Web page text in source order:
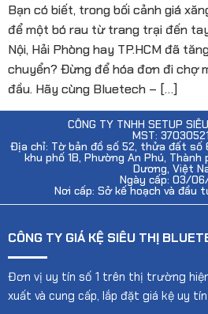
Bạn có biết, trong bối cảnh giá
để một bó rau từ trang trại đến
Nội, Hải Phòng hay TP.HCM đã
chuyển? Đừng để hóa đơn đi chợ
đầu. Hãy cùng Bluetech – […]
CÔNG TY TNHH SETUP
MST:
Địa chỉ: Tờ bản đồ số 52, thửa đất số
khu phố 1B, Phường An Phú, Thành
Dương, Việt
Ngày cấp: 03/
Nơi cấp: Sở kế hoạch và đầu
CÔNG TY GIÁ KỆ SIÊU THỊ
Đơn vị uy tín số 1 trên thị trường
xuất và cung cấp, lắp đặt giá kệ uy